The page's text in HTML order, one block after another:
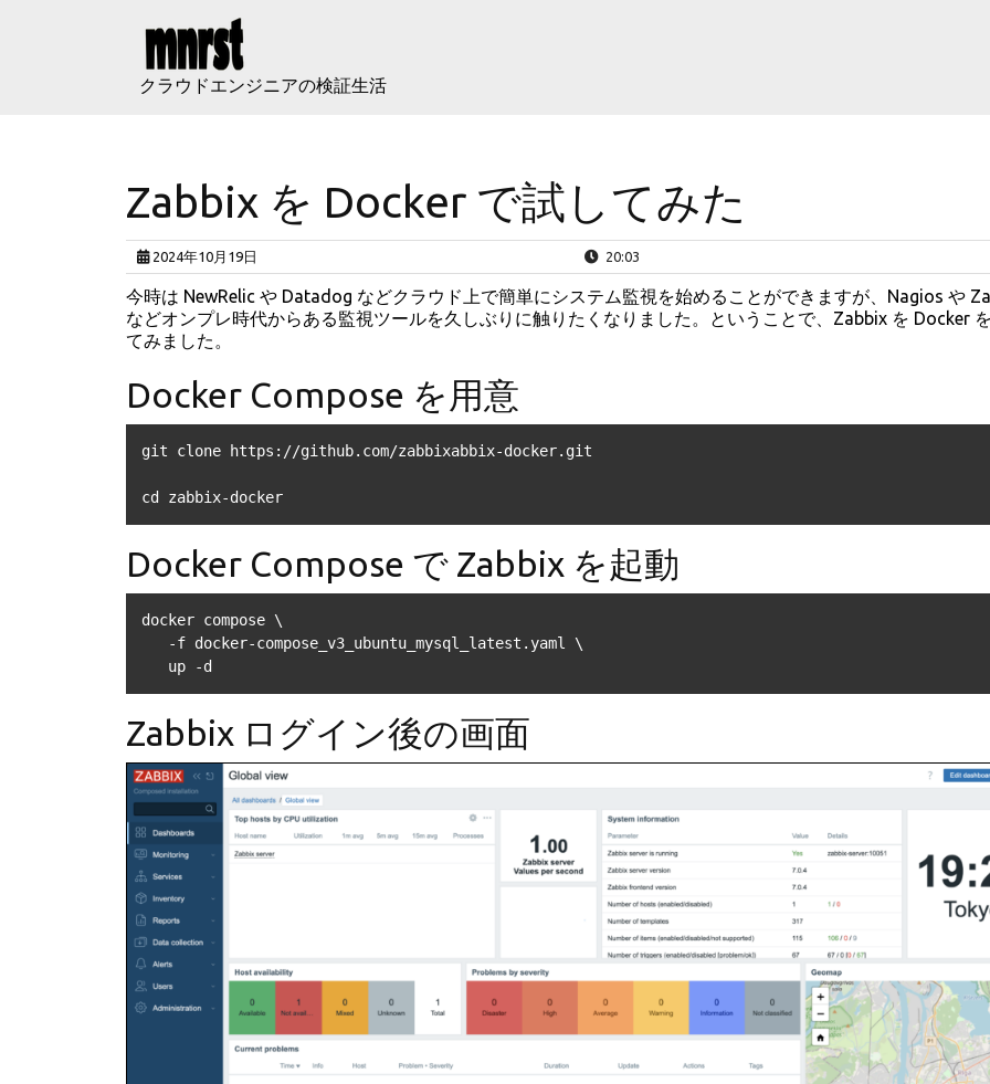
クラウドエンジニアの検証生活
Zabbix を Docker で試してみた
2024年10月19日 20:03
今時は NewRelic や Datadog などクラウド上で簡単にシステム監視を始めることができますが、Nagios や
などオンプレ時代からある監視ツールを久しぶりに触りたくなりました。ということで、Zabbix を Docker
てみました。
Docker Compose を用意
git clone https://github.com/zabbixabbix-docker.git
cd zabbix-docker
Docker Compose で Zabbix を起動
docker compose \
   up -d
Zabbix ログイン後の画面